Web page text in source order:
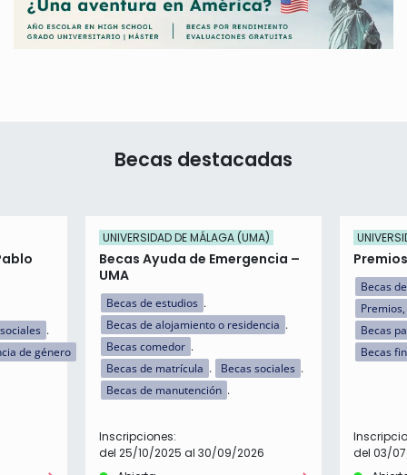
Becas destacadas
de género
UNIVERSIDAD DE MÁLAGA (UMA)
Becas Ayuda de Emergencia –
UMA
Becas de estudios
Becas de alojamiento o residencia
Becas comedor
Becas de matrícula
Becas sociales
Becas de manutención
Inscripciones:
del 25/10/2025 al 30/09/2026
Becas
Becas
Becas
del 03/